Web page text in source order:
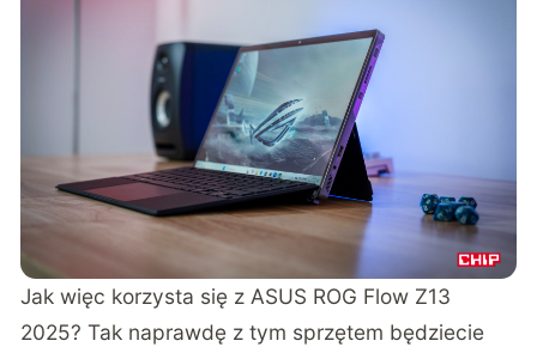
Jak więc korzysta się z ASUS ROG Flow Z13
2025? Tak naprawdę z tym sprzętem będziecie